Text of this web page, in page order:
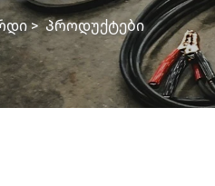
>Პროდუქტები